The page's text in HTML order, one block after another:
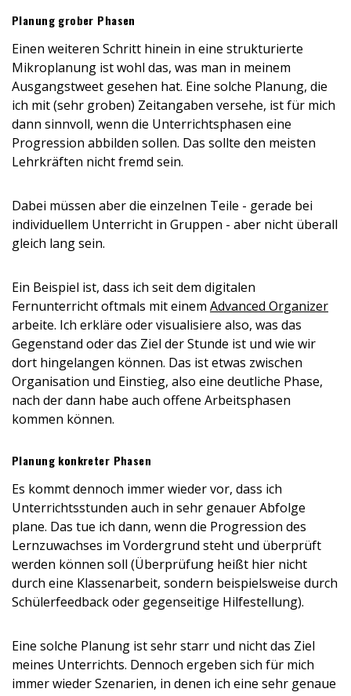
Planung grober Phasen
Einen weiteren Schritt hinein in eine strukturierte
Mikroplanung ist wohl das, was man in meinem
Ausgangstweet gesehen hat. Eine solche Planung, die
ich mit (sehr groben) Zeitangaben versehe, ist für mich
dann sinnvoll, wenn die Unterrichtsphasen eine
Progression abbilden sollen. Das sollte den meisten
Lehrkräften nicht fremd sein.
Dabei müssen aber die einzelnen Teile - gerade bei
individuellem Unterricht in Gruppen - aber nicht überall
gleich lang sein.
Ein Beispiel ist, dass ich seit dem digitalen
Fernunterricht oftmals mit einem Advanced Organizer
arbeite. Ich erkläre oder visualisiere also, was das
Gegenstand oder das Ziel der Stunde ist und wie wir
dort hingelangen können. Das ist etwas zwischen
Organisation und Einstieg, also eine deutliche Phase,
nach der dann habe auch offene Arbeitsphasen
kommen können.
Planung konkreter Phasen
Es kommt dennoch immer wieder vor, dass ich
Unterrichtsstunden auch in sehr genauer Abfolge
plane. Das tue ich dann, wenn die Progression des
Lernzuwachses im Vordergrund steht und überprüft
werden können soll (Überprüfung heißt hier nicht
durch eine Klassenarbeit, sondern beispielsweise durch
Schülerfeedback oder gegenseitige Hilfestellung).
Eine solche Planung ist sehr starr und nicht das Ziel
meines Unterrichts. Dennoch ergeben sich für mich
immer wieder Szenarien, in denen ich eine sehr genaue